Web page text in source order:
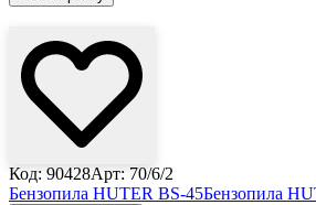
Код: 90428Арт: 70/6/2
Бензопила HUTER BS-45Бензопила